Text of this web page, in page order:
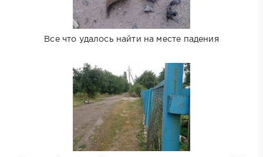
Все что удалось найти на месте падения